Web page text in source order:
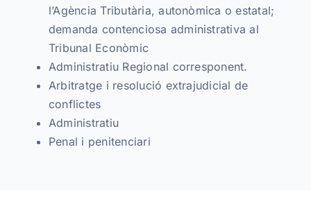
l’Agència Tributària, autonòmica o estatal;
demanda contenciosa administrativa al
Tribunal Econòmic
Administratiu Regional corresponent.
Arbitratge i resolució extrajudicial de
conflictes
Administratiu
Penal i penitenciari